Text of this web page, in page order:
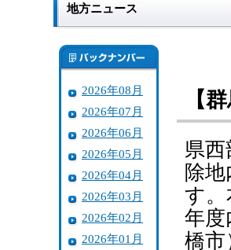
地方ニュース
2026年08月
2026年07月
2026年06月
2026年05月
2026年04月
2026年03月
2026年02月
2026年01月
【
県
除
す。
年度
橋市